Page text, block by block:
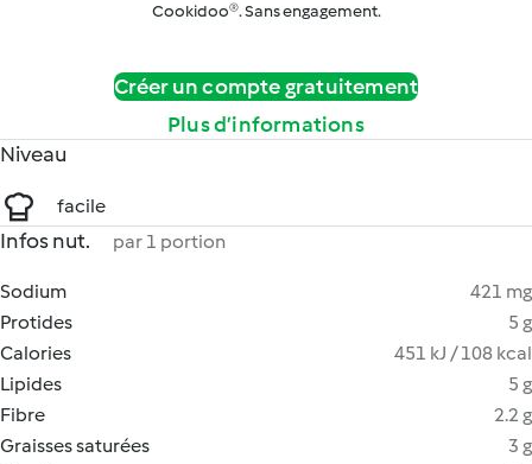
Cookidoo®. Sans engagement.
Créer un compte gratuitement
Plus d’informations
Niveau
facile
Infos nut. par 1 portion
Sodium
421 mg
Protides
5 g
Calories
451 kJ / 108 kcal
Lipides
5 g
Fibre
2.2 g
Graisses saturées
3 g